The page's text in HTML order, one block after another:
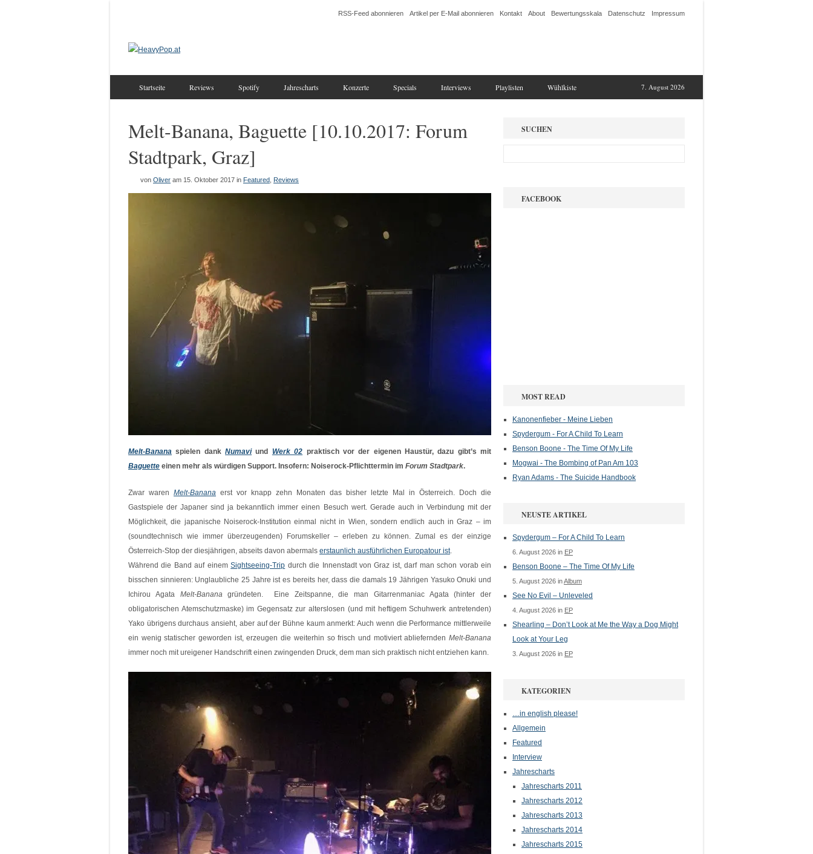
RSS-Feed abonnieren Artikel per E-Mail abonnieren Kontakt About Bewertungsskala Datenschutz Impressum
7. August 2026
Startseite Reviews Spotify Jahrescharts Konzerte Specials Interviews Playlisten Wühlkiste
Melt-Banana, Baguette [10.10.2017: Forum
Stadtpark, Graz]
von Oliver am 15. Oktober 2017 in Featured Reviews
Melt-Banana spielen dankNumaviund Werk 02 praktisch vor der eigenen Haustür, dazu gibt’s mit
Baguette einen mehr als würdigen Support. Insofern: Noiserock-Pflichttermin im Forum Stadtpark.
Zwar waren Melt-Banana erst vor knapp zehn Monaten das bisher letzte Mal in Österreich. Doch die
Gastspiele der Japaner sind ja bekanntlich immer einen Besuch wert. Gerade auch in Verbindung mit der
Möglichkeit, die japanische Noiserock-Institution einmal nicht in Wien, sondern endlich auch in Graz – im
(soundtechnisch wie immer überzeugenden) Forumskeller – erleben zu können. Zumal es der einzige
Österreich-Stop der diesjährigen, abseits davon abermals erstaunlich ausführlichen Europatour ist.
Während die Band auf einemSightseeing-Trip durch die Innenstadt von Graz ist, darf man schon vorab ein
bisschen sinnieren: Unglaubliche 25 Jahre ist es bereits her, dass die damals 19 Jährigen Yasuko Onuki und
Ichirou Agata Melt-Bananagründeten. Eine Zeitspanne, die man Gitarrenmaniac Agata (hinter der
obligatorischen Atemschutzmaske) im Gegensatz zur alterslosen (und mit heftigem Schuhwerk antretenden)
Yako übrigens durchaus ansieht, aber auf der Bühne kaum anmerkt: Auch wenn die Performance mittlerweile
ein wenig statischer geworden ist, erzeugen die weiterhin so frisch und motiviert abliefernden Melt-Banana
immer noch mit ureigener Handschrift einen zwingenden Druck, dem man sich praktisch nicht entziehen kann.
SUCHEN
FACEBOOK
MOST READ
Kanonenfieber - Meine Lieben
Spydergum - For A Child To Learn
Benson Boone - The Time Of My Life
Mogwai - The Bombing of Pan Am 103
Ryan Adams - The Suicide Handbook
NEUSTE ARTIKEL
Spydergum – For A Child To Learn
6. August 2026 in EP
Benson Boone – The Time Of My Life
5. August 2026 inAlbum
See No Evil – Unleveled
4. August 2026 in EP
Shearling – Don’t Look at Me the Way a Dog Might
Look at Your Leg
3. August 2026 in EP
KATEGORIEN
…in english please!
Allgemein
Featured
Interview
Jahrescharts
Jahrescharts 2011
Jahrescharts 2012
Jahrescharts 2013
Jahrescharts 2014
Jahrescharts 2015